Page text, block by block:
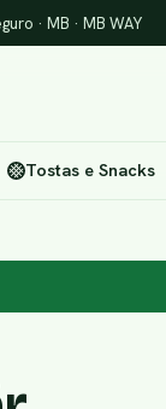
· MB · MB WAY
Tostas e Snacks